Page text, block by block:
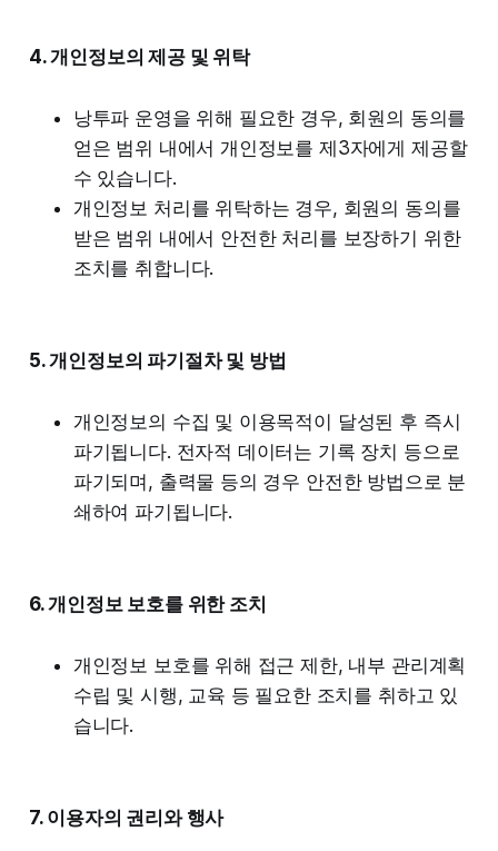
4. 개인정보의 제공 및 위탁
낭투파 운영을 위해 필요한 경우, 회원의 동의를
얻은 범위 내에서 개인정보를 제3자에게 제공할
수 있습니다.
개인정보 처리를 위탁하는 경우, 회원의 동의를
받은 범위 내에서 안전한 처리를 보장하기 위한
조치를 취합니다.
5. 개인정보의 파기절차 및 방법
개인정보의 수집 및 이용목적이 달성된 후 즉시
파기됩니다. 전자적 데이터는 기록 장치 등으로
파기되며, 출력물 등의 경우 안전한 방법으로 분
쇄하여 파기됩니다.
6. 개인정보 보호를 위한 조치
개인정보 보호를 위해 접근 제한, 내부 관리계획
수립 및 시행, 교육 등 필요한 조치를 취하고 있
습니다.
7. 이용자의 권리와 행사